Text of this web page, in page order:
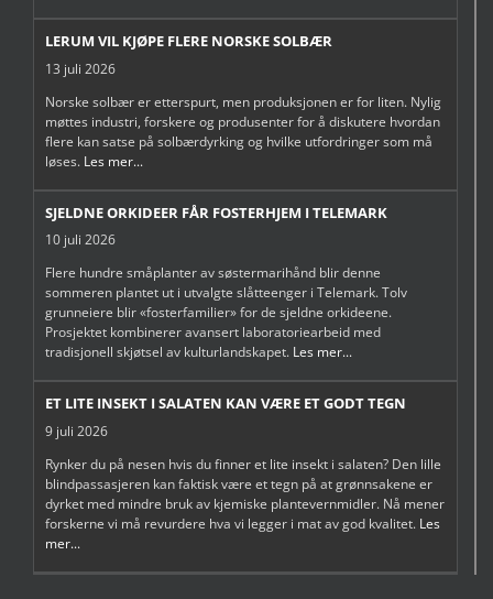
LERUM VIL KJØPE FLERE NORSKE SOLBÆR
13 juli 2026
Norske solbær er etterspurt, men produksjonen er for liten. Nylig
møttes industri, forskere og produsenter for å diskutere hvordan
flere kan satse på solbærdyrking og hvilke utfordringer som må
løses. Les mer...
SJELDNE ORKIDEER FÅR FOSTERHJEM I TELEMARK
10 juli 2026
Flere hundre småplanter av søstermarihånd blir denne
sommeren plantet ut i utvalgte slåtteenger i Telemark. Tolv
grunneiere blir «fosterfamilier» for de sjeldne orkideene.
Prosjektet kombinerer avansert laboratoriearbeid med
tradisjonell skjøtsel av kulturlandskapet. Les mer...
ET LITE INSEKT I SALATEN KAN VÆRE ET GODT TEGN
9 juli 2026
Rynker du på nesen hvis du finner et lite insekt i salaten? Den lille
blindpassasjeren kan faktisk være et tegn på at grønnsakene er
dyrket med mindre bruk av kjemiske plantevernmidler. Nå mener
forskerne vi må revurdere hva vi legger i mat av god kvalitet. Les
mer...